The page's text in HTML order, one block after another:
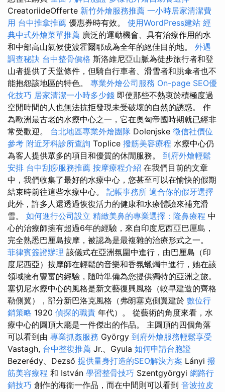
CreatoriideOfferte 新竹外燴服務推薦 一小時居家清潔費
用 台中推拿推薦 優惠券時有效。 使用WordPress建站 經
典中式外燴菜單推薦 廣泛的運動機會、具有治療作用的水
和中部高山氣候使波霍爾耶成為全年的絕佳目的地。 外遇
調查秘訣 台中整骨價格 斯洛維尼亞山脈為徒步旅行者和登
山者提供了天堂條件，但騎自行車者、滑雪者和跳傘者也不
能抱怨該地區的特色。 專業外燴公司服務 On-page SEO優
化技巧 居家清潔一小時多少錢 即使那些不熱衷於積極度過
空閒時間的人也無法抗拒發現未受破壞的自然的誘惑。 作
為歐洲最古老的水療中心之一，它在奧匈帝國時期就已經非
常受歡迎。 台北地區專業外燴團隊 Dolenjske 徵信社價位
參考 附近牙科診所查詢 Toplice 撥筋美容療程 水療中心仍
為客人提供眾多的項目和優質的休閒服務。 到府外燴輕鬆
安排 台中刮痧服務推薦 按摩療程介紹 在我們目前的文章
中，我們收集了最好的水療中心，您甚至可以在愉快的假期
結束時前往這些水療中心。 記帳事務所 適合你的假牙選擇
此外，許多人還透過恢復活力的健康和水療體驗來補充滑
雪。 如何進行公司設立 精緻美鼻的專業選擇：隆鼻療程 中
心的治療師擁有超過6年的經驗，來自印度尼西亞巴厘島，
完全熟悉巴厘島按摩，被認為是最複雜的治療形式之一。
菲律賓簽證辦理 該儀式在亞洲氛圍中進行，由巴厘島（印
度尼西亞）按摩師在輕鬆的音樂和香氛蠟燭中進行，她在該
領域擁有豐富的經驗，隨時準備為您提供獨特的亞洲之旅。
塞切尼水療中心的風格是新文藝復興風格（較早建造的齊格
勒側翼），部分新巴洛克風格（弗朗塞克側翼建於 數位行
銷策略 1920 偵探的職責 年代）。 從藝術的角度來看，水
療中心的圓頂大廳是一件傑出的作品。 主圓頂的四個角落
可以看到由 專業抓姦服務 György 到府外燴服務輕鬆享受
Vastagh, 台中整復推薦 Jr.、Gyula 如何申請台胞證
Bezerédy、Dezső 提供量身打造的SEO解決方案 Lányi 撥
筋美容療程 和 István 學習整骨技巧 Szentgyörgyi 網路行
銷技巧 創作的海衛一作品，而在中間則可以看到 音波拉皮